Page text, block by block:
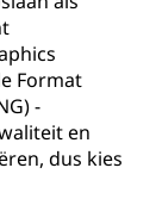
Format
-
en
dus kies